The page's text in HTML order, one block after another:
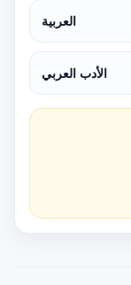
العربية
الأدب العربي